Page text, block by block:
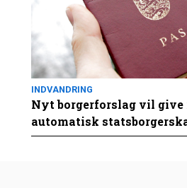
INDVANDRING
Nyt borgerforslag vil give
automatisk